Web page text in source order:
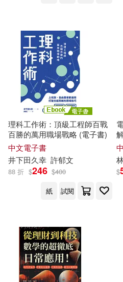
DT企劃(1) Deep
Dr. L醫管教練(1)
EZLanguage編輯部(1)
EyeWink(1)
GOLDEN AXE(1)
HOBBY JAPAN(1)
J. J. 薩瑟蘭(1) JJ
JJ5色廚(張智櫻)(1)
同文館(1)
四川大學出版社(1)
四川科學技術出版社(1)
國立臺灣圖書館(1)
大好書屋(1) 大家
大樹林(1)
大都會文化事業有限公司
理科工作術：頂級工程師百戰
百勝的萬用職場戰略 (電子書)
中文電子書
井下田久幸 許郁文
88 折 $246 $400
紙
試閱
$